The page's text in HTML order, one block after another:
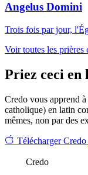
Angelus Domini
Trois fois par jour,
Voir toutes les
Priez ceci
Credo vous apprend
catholique) en latin
mêmes, non par des
Télécharger
Credo